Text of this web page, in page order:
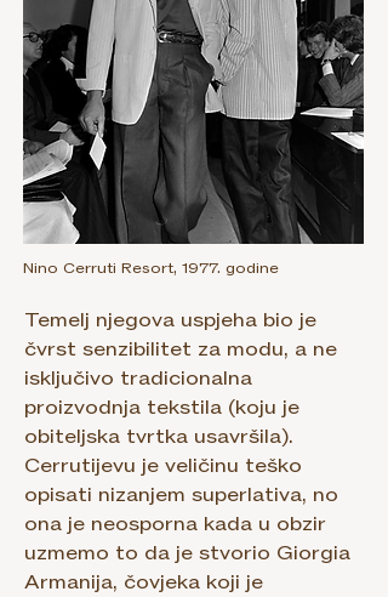
Nino Cerruti Resort, 1977. godine
Temelj njegova uspjeha bio je
čvrst senzibilitet za modu, a ne
isključivo tradicionalna
proizvodnja tekstila (koju je
obiteljska tvrtka usavršila).
Cerrutijevu je veličinu teško
opisati nizanjem superlativa, no
ona je neosporna kada u obzir
uzmemo to da je stvorio Giorgia
Armanija, čovjeka koji je